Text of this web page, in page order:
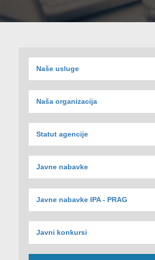
Naše usluge
Naša organizacija
Statut agencije
Javne nabavke
Javne nabavke IPA - PRAG
Javni konkursi